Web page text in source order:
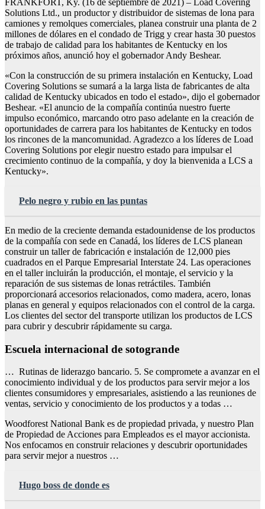
FRANKFORT, Ky. (16 de septiembre de 2021) – Load Covering
Solutions Ltd., un productor y distribuidor de sistemas de lona para
camiones y remolques comerciales, planea construir una planta de 2
millones de dólares en el condado de Trigg y crear hasta 30 puestos
de trabajo de calidad para los habitantes de Kentucky en los
próximos años, anunció hoy el gobernador Andy Beshear.
«Con la construcción de su primera instalación en Kentucky, Load
Covering Solutions se sumará a la larga lista de fabricantes de alta
calidad de Kentucky ubicados en todo el estado», dijo el gobernador
Beshear. «El anuncio de la compañía continúa nuestro fuerte
impulso económico, marcando otro paso adelante en la creación de
oportunidades de carrera para los habitantes de Kentucky en todos
los rincones de la mancomunidad. Agradezco a los líderes de Load
Covering Solutions por elegir nuestro estado para impulsar el
crecimiento continuo de la compañía, y doy la bienvenida a LCS a
Kentucky».
Pelo negro y rubio en las puntas
En medio de la creciente demanda estadounidense de los productos
de la compañía con sede en Canadá, los líderes de LCS planean
construir un taller de fabricación e instalación de 12,000 pies
cuadrados en el Parque Empresarial Interstate 24. Las operaciones
en el taller incluirán la producción, el montaje, el servicio y la
reparación de sus sistemas de lonas retráctiles. También
proporcionará accesorios relacionados, como madera, acero, lonas
planas en general y equipos relacionados con el control de la carga.
Los clientes del sector del transporte utilizan los productos de LCS
para cubrir y descubrir rápidamente su carga.
Escuela internacional de sotogrande
… Rutinas de liderazgo bancario. 5. Se compromete a avanzar en el
conocimiento individual y de los productos para servir mejor a los
clientes consumidores y empresariales, asistiendo a las reuniones de
ventas, servicio y conocimiento de los productos y a todas …
Woodforest National Bank es de propiedad privada, y nuestro Plan
de Propiedad de Acciones para Empleados es el mayor accionista.
Nos enfocamos en construir relaciones y descubrir oportunidades
para servir mejor a nuestros …
Hugo boss de donde es